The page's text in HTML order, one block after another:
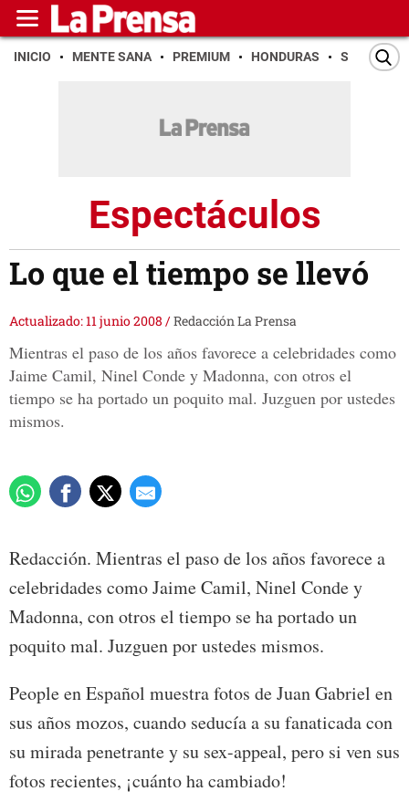
INICIO MENTE SANA PREMIUM HONDURAS SAN PEDRO
Espectáculos
Lo que el tiempo se llevó
Actualizado: 11 junio 2008 /Redacción La Prensa
Mientras el paso de los años favorece a celebridades como
Jaime Camil, Ninel Conde y Madonna, con otros el
tiempo se ha portado un poquito mal. Juzguen por ustedes
mismos.
Redacción. Mientras el paso de los años favorece a
celebridades como Jaime Camil, Ninel Conde y
Madonna, con otros el tiempo se ha portado un
poquito mal. Juzguen por ustedes mismos.
People en Español muestra fotos de Juan Gabriel en
sus años mozos, cuando seducía a su fanaticada con
su mirada penetrante y su sex-appeal, pero si ven sus
fotos recientes, ¡cuánto ha cambiado!